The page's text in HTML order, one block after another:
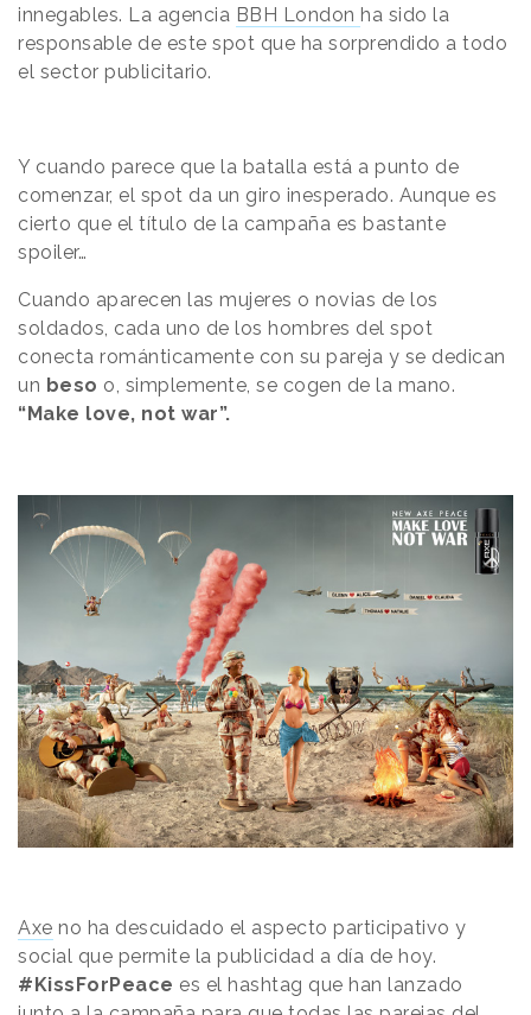
innegables. La agencia BBH London ha sido la
responsable de este spot que ha sorprendido a todo
el sector publicitario.
Y cuando parece que la batalla está a punto de
comenzar, el spot da un giro inesperado. Aunque es
cierto que el título de la campaña es bastante
spoiler…
Cuando aparecen las mujeres o novias de los
soldados, cada uno de los hombres del spot
conecta románticamente con su pareja y se dedican
un beso o, simplemente, se cogen de la mano.
“Make love, not war”.
Axe no ha descuidado el aspecto participativo y
social que permite la publicidad a día de hoy.
#KissForPeace es el hashtag que han lanzado